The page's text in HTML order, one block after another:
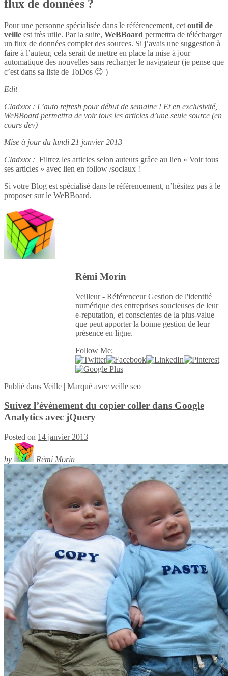
flux de données ?
Pour une personne spécialisée dans le référencement, cet outil de
veille est très utile. Par la suite, WeBBoard permettra de télécharger
un flux de données complet des sources. Si j’avais une suggestion à
faire à l’auteur, cela serait de mettre en place la mise à jour
automatique des nouvelles sans recharger le navigateur (je pense que
c’est dans sa liste de ToDos 😉 )
Edit
Cladxxx : L’auto refresh pour début de semaine ! Et en exclusivité,
WeBBoard permettra de voir tous les articles d’une seule source (en
cours dev)
Mise à jour du lundi 21 janvier 2013
Cladxxx : Filtrez les articles selon auteurs grâce au lien « Voir tous
ses articles » avec lien en follow /sociaux !
Si votre Blog est spécialisé dans le référencement, n’hésitez pas à le
proposer sur le WeBBoard.
Rémi Morin
Veilleur - Référenceur Gestion de l'identité
numérique des entreprises soucieuses de leur
e-reputation, et conscientes de la plus-value
que peut apporter la bonne gestion de leur
présence en ligne.
Follow Me:
Publié dans Veille | Marqué avec veille seo
Suivez l’évènement du copier coller dans Google
Analytics avec jQuery
Posted on 14 janvier 2013
by Rémi Morin